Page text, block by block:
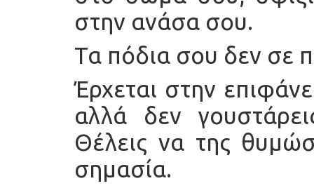
στην ανάσα σου.
Τα πόδια σου δεν σε
Έρχεται στην
αλλά δεν
Θέλεις να της
σημασία.